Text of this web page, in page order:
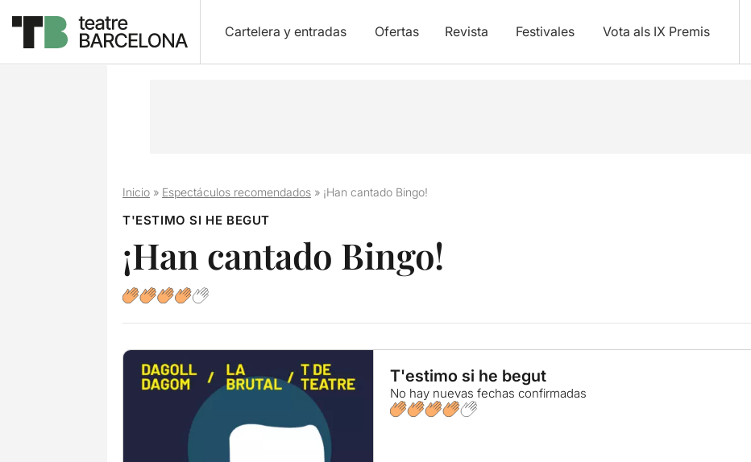
Cartelera y entradas Ofertas Revista Festivales Vota als IX Premis
Inicio» Espectáculos recomendados» ¡Han cantado Bingo!
T'ESTIMO SI HE BEGUT
¡Han cantado Bingo!
T'estimo si he begut
No hay nuevas fechas confirmadas